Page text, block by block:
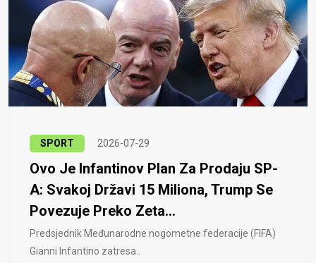
SPORT 2026-07-29
Ovo Je Infantinov Plan Za Prodaju SP-
A: Svakoj Državi 15 Miliona, Trump Se
Povezuje Preko Zeta...
Predsjednik Međunarodne nogometne federacije (FIFA)
Gianni Infantino zatresa..